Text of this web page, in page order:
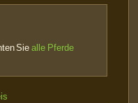
Siealle Pferde